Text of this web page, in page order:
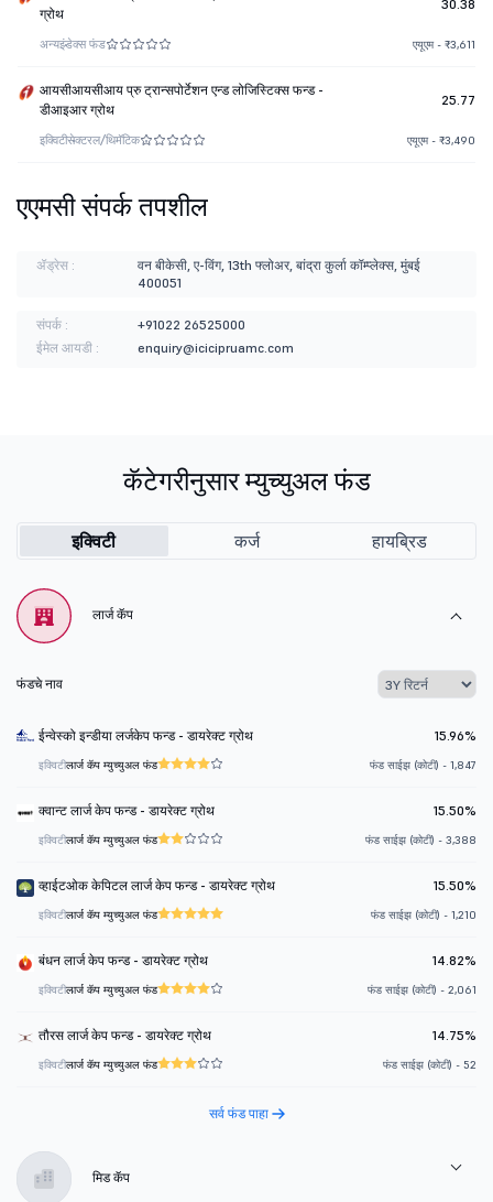
ग्रोथ
30.38
अन्यइंडेक्स फंड एयूएम - ₹3,611
आयसीआयसीआय प्रु ट्रान्सपोर्टेशन एन्ड लोजिस्टिक्स फन्ड -
डीआइआर ग्रोथ
25.77
इक्विटीसेक्टरल/थिमॅटिक एयूएम - ₹3,490
एएमसी संपर्क तपशील
ॲड्रेस :
वन बीकेसी, ए-विंग, 13th फ्लोअर, बांद्रा कुर्ला कॉम्प्लेक्स, मुंबई
400051
संपर्क :
+91022 26525000
ईमेल आयडी :
enquiry@icicipruamc.com
कॅटेगरीनुसार म्युच्युअल फंड
इक्विटी कर्ज हायब्रिड
लार्ज कॅप
फंडचे नाव
ईन्वेस्को इन्डीया लर्जकेप फन्ड - डायरेक्ट ग्रोथ 15.96%
इक्विटीलार्ज कॅप म्युच्युअल फंड फंड साईझ (कोटी) - 1,847
क्वान्ट लार्ज केप फन्ड - डायरेक्ट ग्रोथ 15.50%
इक्विटीलार्ज कॅप म्युच्युअल फंड फंड साईझ (कोटी) - 3,388
व्हाईटओक केपिटल लार्ज केप फन्ड - डायरेक्ट ग्रोथ 15.50%
इक्विटीलार्ज कॅप म्युच्युअल फंड फंड साईझ (कोटी) - 1,210
बंधन लार्ज केप फन्ड - डायरेक्ट ग्रोथ 14.82%
इक्विटीलार्ज कॅप म्युच्युअल फंड फंड साईझ (कोटी) - 2,061
तौरस लार्ज केप फन्ड - डायरेक्ट ग्रोथ 14.75%
इक्विटीलार्ज कॅप म्युच्युअल फंड फंड साईझ (कोटी) - 52
सर्व फंड पाहा
मिड कॅप